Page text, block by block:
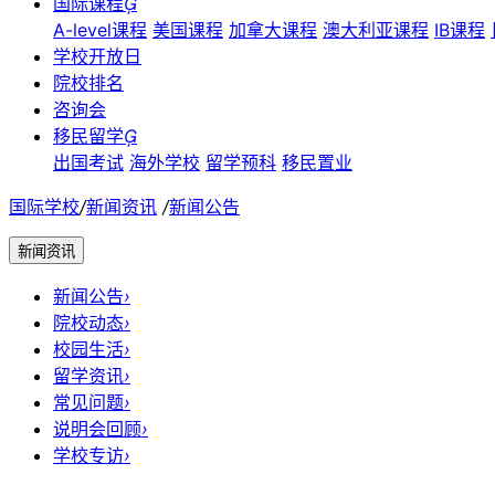
A-level课程 美国课程 加拿大课程 澳大利亚课程 IB课程
学校开放日
院校排名
咨询会
移民留学
出国考试 海外学校 留学预科 移民置业
国际学校/新闻资讯 /新闻公告
新闻资讯
新闻公告›
院校动态›
校园生活›
留学资讯›
常见问题›
说明会回顾›
学校专访›